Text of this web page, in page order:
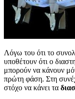
Λόγω του ότι το
υποθέτουν ότι ο
μπορούν να κάνουν
πρώτη φάση. Στη
στόχο να κάνει τα